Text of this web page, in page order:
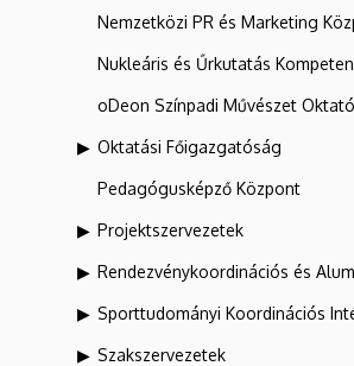
Nemzetközi PR és Marketing
Nukleáris és Űrkutatás
oDeon Színpadi Művészet
Oktatási Főigazgatóság
Pedagógusképző Központ
Projektszervezetek
Rendezvénykoordinációs és
Sporttudományi Koordinációs
Szakszervezetek